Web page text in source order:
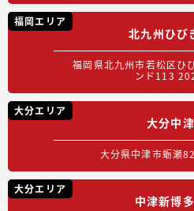
福岡エリア
北九州ひび
福岡県北九州市若松区ひ
ンド113
大分エリア
大分中
大分県中津市蛎瀬
大分エリア
中津新博